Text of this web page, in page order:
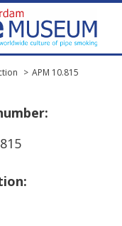
APM 10.815
:
815
: